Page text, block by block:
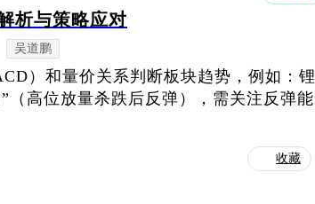
析与策略应对
吴道鹏
）和量价关系判断板块趋势，例如：锂
（高位放量杀跌后反弹），需关注反弹能
收藏